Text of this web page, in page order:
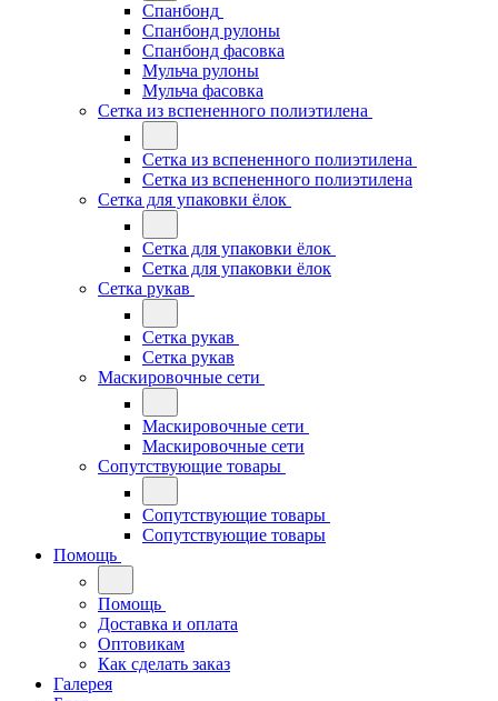
Спанбонд
Спанбонд рулоны
Спанбонд фасовка
Мульча рулоны
Мульча фасовка
Сетка из вспененного полиэтилена
Сетка из вспененного полиэтилена
Сетка из вспененного полиэтилена
Сетка для упаковки ёлок
Сетка для упаковки ёлок
Сетка для упаковки ёлок
Сетка рукав
Сетка рукав
Сетка рукав
Маскировочные сети
Маскировочные сети
Маскировочные сети
Сопутствующие товары
Сопутствующие товары
Сопутствующие товары
Помощь
Помощь
Доставка и оплата
Оптовикам
Как сделать заказ
Галерея